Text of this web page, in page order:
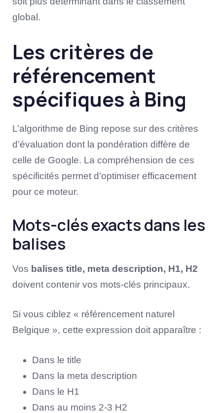
global.
Les critères de
référencement
spécifiques à Bing
L’algorithme de Bing repose sur des critères
d’évaluation dont la pondération diffère de
celle de Google. La compréhension de ces
spécificités permet d’optimiser efficacement
pour ce moteur.
Mots-clés exacts dans les
balises
Vos balises title, meta description, H1, H2
doivent contenir vos mots-clés principaux.
Si vous ciblez « référencement naturel
Belgique », cette expression doit apparaître :
Dans le title
Dans la meta description
Dans le H1
Dans au moins 2-3 H2